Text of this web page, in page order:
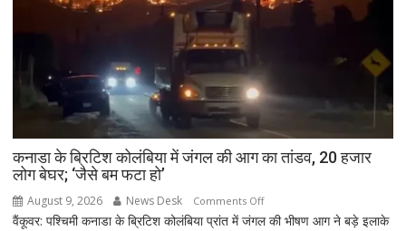
कनाडा के ब्रिटिश कोलंबिया में जंगल की आग का तांडव, 20 हजार
लोग बेघर; ‘जैसे बम फटा हो’
August 9, 2026 News Desk Comments Offon
कनाडा
वैंकूवर: पश्चिमी कनाडा के ब्रिटिश कोलंबिया प्रांत में जंगल की भीषण आग ने बड़े इलाके